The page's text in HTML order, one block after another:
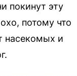
покинут эту
потому что
насекомых и